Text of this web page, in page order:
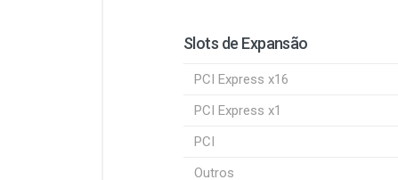
Slots de Expansão
PCI Express x16
PCI Express x1
PCI
Outros